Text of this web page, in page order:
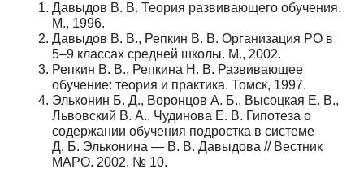
Давыдов В. В. Теория развивающего обучения.
М., 1996.
Давыдов В. В., Репкин В. В. Организация РО в
5–9 классах средней школы. М., 2002.
Репкин В. В., Репкина Н. В. Развивающее
обучение: теория и практика. Томск, 1997.
Эльконин Б. Д., Воронцов А. Б., Высоцкая Е. В.,
Львовский В. А., Чудинова Е. В. Гипотеза о
содержании обучения подростка в системе
Д. Б. Эльконина — В. В. Давыдова // Вестник
МАРО. 2002. № 10.